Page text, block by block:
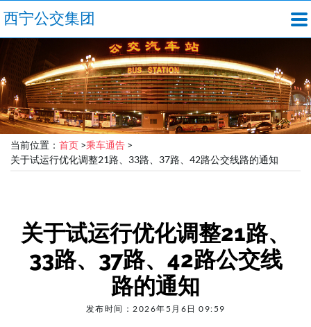
西宁公交集团
当前位置： 首页 >乘车通告 >
关于试运行优化调整21路、33路、37路、42路公交线路的通知
关于试运行优化调整21路、
33路、37路、42路公交线
路的通知
发布时间：2026年5月6日 09:59